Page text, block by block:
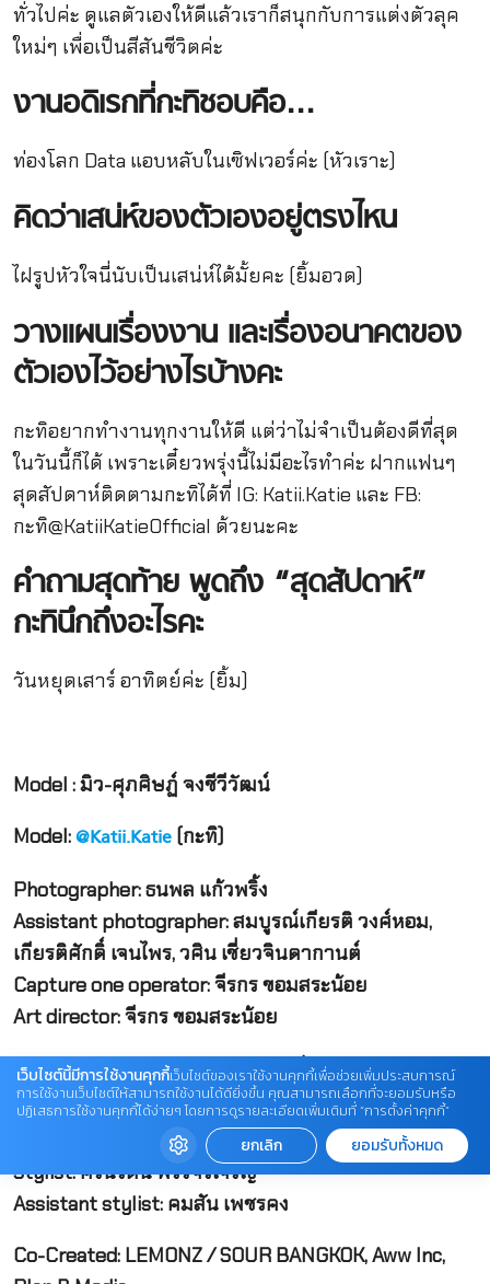
ทั่วไปค่ะ ดูแลตัวเองให้ดีแล้วเราก็สนุกกับการแต่งตัวลุค
ใหม่ๆ เพื่อเป็นสีสันชีวิตค่ะ
งานอดิเรกที่กะทิชอบคือ…
ท่องโลก Data แอบหลับในเซิฟเวอร์ค่ะ (หัวเราะ)
คิดว่าเสน่ห์ของตัวเองอยู่ตรงไหน
ไฝรูปหัวใจนี่นับเป็นเสน่ห์ได้มั้ยคะ (ยิ้มอวด)
วางแผนเรื่องงาน และเรื่องอนาคตของ
ตัวเองไว้อย่างไรบ้างคะ
กะทิอยากทำงานทุกงานให้ดี แต่ว่าไม่จำเป็นต้องดีที่สุด
ในวันนี้ก็ได้ เพราะเดี๋ยวพรุ่งนี้ไม่มีอะไรทำค่ะ ฝากแฟนๆ
สุดสัปดาห์ติดตามกะทิได้ที่ IG: Katii.Katie และ FB:
กะทิ@KatiiKatieOfficial ด้วยนะคะ
คำถามสุดท้าย พูดถึง“สุดสัปดาห์”
กะทินึกถึงอะไรคะ
วันหยุดเสาร์ อาทิตย์ค่ะ (ยิ้ม)
Model : มิว-ศุภศิษฏ์ จงชีวีวัฒน์
Model:@Katii.Katie(กะทิ)
Photographer: ธนพล แก้วพริ้ง
Assistant photographer: สมบูรณ์เกียรติ วงศ์หอม,
เกียรติศักดิ์ เจนไพร, วศิน เชี่ยวจินดากานต์
Capture one operator: จีรกร ขอมสระน้อย
Art director: จีรกร ขอมสระน้อย
Makeup artist: อาชวิน กฤติยวนิชช์
Hair stylist: รัชดา พ่องพวงงาม
Stylist: ศรันรัตน์ พรรจิรเจริญ
Assistant stylist: คมสัน เพชรคง
Co-Created: LEMONZ / SOUR BANGKOK, Aww Inc,
เว็บไซต์นี้มีการใช้งานคุกกี้เว็บไซต์ของเราใช้งานคุกกี้เพื่อช่วยเพิ่มประสบการณ์
การใช้งานเว็บไซต์ให้สามารถใช้งานได้ดียิ่งขึ้น คุณสามารถเลือกที่จะยอมรับหรือ
ปฏิเสธการใช้งานคุกกี้ได้ง่ายๆ โดยการดูรายละเอียดเพิ่มเติมที่ “การตั้งค่าคุกกี้”
ยกเลิก ยอมรับทั้งหมด